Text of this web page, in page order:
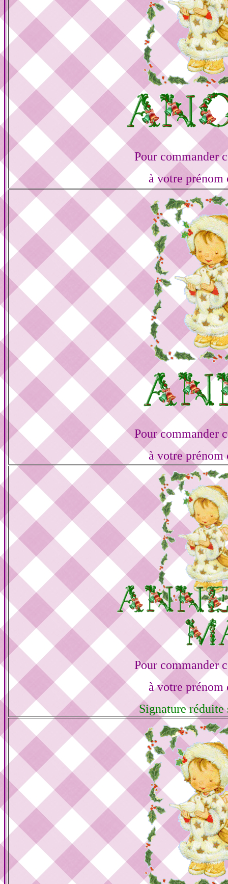
Pour commander
à votre prénom
Pour commander
à votre prénom
Pour commander
à votre prénom
Signature réduite